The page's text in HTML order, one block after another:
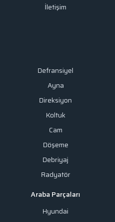
İletişim
Defransiyel
Ayna
Direksiyon
Koltuk
Cam
Döşeme
Debriyaj
Radyatör
Araba Parçaları
Hyundai